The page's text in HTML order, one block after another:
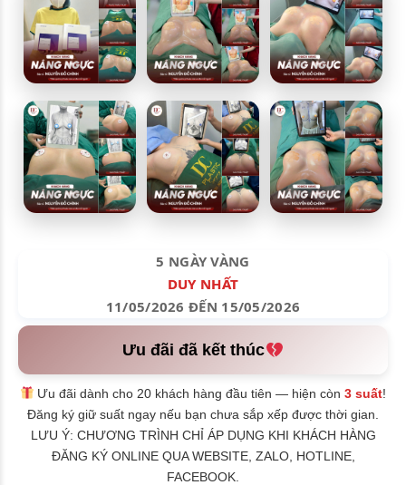
5 NGÀY VÀNG
DUY NHẤT
11/05/2026 ĐẾN 15/05/2026
Ưu đãi đã kết thúc
Ưu đãi dành cho 20 khách hàng đầu tiên — hiện còn3 suất!
Đăng ký giữ suất ngay nếu bạn chưa sắp xếp được thời gian.
LƯU Ý: CHƯƠNG TRÌNH CHỈ ÁP DỤNG KHI KHÁCH HÀNG
ĐĂNG KÝ ONLINE QUA WEBSITE, ZALO, HOTLINE,
FACEBOOK.